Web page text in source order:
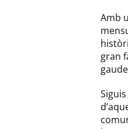
Amb
gran